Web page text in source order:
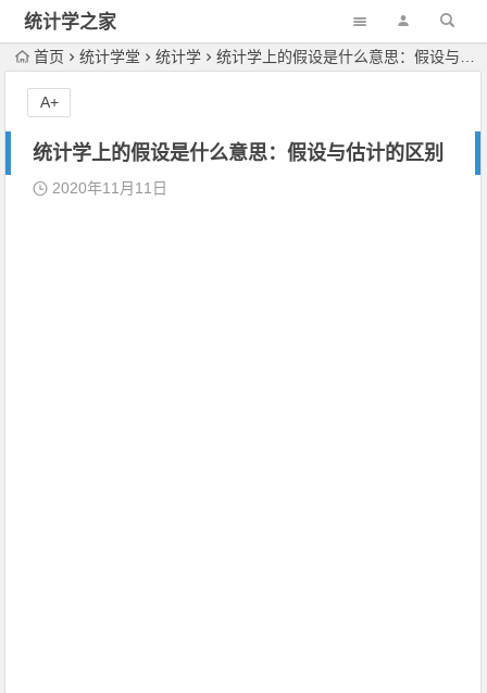
统计学之家
首页 统计学堂 统计学 统计学上的假设是什么意思：假设与估计的区别
统计学上的假设是什么意思：假设与估计的区别
2020年11月11日
A+